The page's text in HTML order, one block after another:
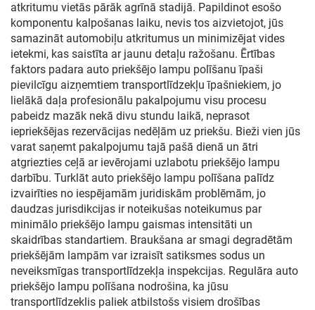
atkritumu vietās pārāk agrīnā stadijā. Papildinot esošo
komponentu kalpošanas laiku, nevis tos aizvietojot, jūs
samazināt automobiļu atkritumus un minimizējat vides
ietekmi, kas saistīta ar jaunu detaļu ražošanu. Ērtības
faktors padara auto priekšējo lampu polīšanu īpaši
pievilcīgu aizņemtiem transportlīdzekļu īpašniekiem, jo
lielākā daļa profesionālu pakalpojumu visu procesu
pabeidz mazāk nekā divu stundu laikā, neprasot
iepriekšējas rezervācijas nedēļām uz priekšu. Bieži vien jūs
varat saņemt pakalpojumu tajā pašā dienā un ātri
atgriezties ceļā ar ievērojami uzlabotu priekšējo lampu
darbību. Turklāt auto priekšējo lampu polīšana palīdz
izvairīties no iespējamām juridiskām problēmām, jo
daudzas jurisdikcijas ir noteikušas noteikumus par
minimālo priekšējo lampu gaismas intensitāti un
skaidrības standartiem. Braukšana ar smagi degradētām
priekšējām lampām var izraisīt satiksmes sodus un
neveiksmīgas transportlīdzekļa inspekcijas. Regulāra auto
priekšējo lampu polīšana nodrošina, ka jūsu
transportlīdzeklis paliek atbilstošs visiem drošības